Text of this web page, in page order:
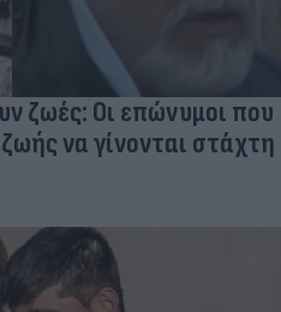
ζωές: Οι επώνυμοι που
να γίνονται στάχτη